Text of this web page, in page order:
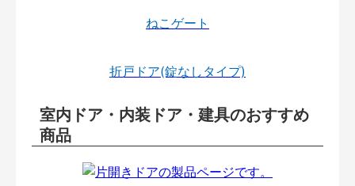
ねこゲート
折戸ドア(錠なしタイプ)
室内ドア・内装ドア・建具のおすすめ
商品